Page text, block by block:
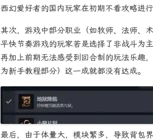
西幻爱好者的国内玩家在初期不看攻略进
其次，游戏中部分职业（如牧师、法师、
平快节奏游戏的玩家若是选择了非战斗为
再加上前期无法感受到回合制的玩法乐趣
为新手教程部分）这一成就都没有达成。
最后，由于体量大，模块繁多，导致背包